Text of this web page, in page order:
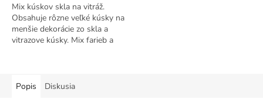
Mix kúskov skla na vitráž.
Obsahuje rôzne veľké kúsky na
menšie dekorácie zo skla a
vitrazove kúsky. Mix farieb a
Popis Diskusia